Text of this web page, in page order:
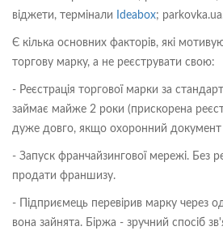
віджети, термінали
Ideabox;
Є кілька основних факторів, які
торгову марку, а не реєструвати свою:
- Реєстрація торгової марки за
займає майже 2 роки (прискорена
дуже довго, якщо охоронний документ
- Запуск франчайзингової мережі. Без
продати франшизу.
- Підприємець перевірив марку через
вона зайнята. Біржа - зручний спосіб